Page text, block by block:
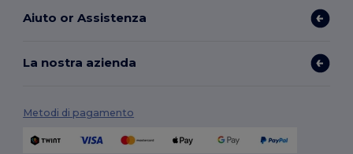
Aiuto or Assistenza
La nostra azienda
Metodi di pagamento